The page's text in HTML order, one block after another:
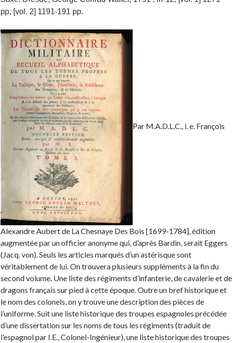
pp, [vol. 2] 1191-191 pp.
Par M.A.D.L.C., i. e. François
Alexandre Aubert de La Chesnaye Des Bois [1699-1784], édition
augmentée par un officier anonyme qui, d’après Bardin, serait Eggers
(Jacq. von). Seuls les articles marqués d’un astérisque sont
véritablement de lui. On trouvera plusieurs suppléments à la fin du
second volume. Une liste des régiments d’infanterie, de cavalerie et de
dragons français sur pied à cette époque. Outre un bref historique et
le nom des colonels, on y trouve une description des pièces de
l’uniforme. Suit une liste historique des troupes espagnoles précédée
d’une dissertation sur les noms de tous les régiments (traduit de
l’espagnol par I.E., Colonel-Ingénieur), une liste historique des troupes